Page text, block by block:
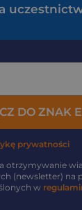
DO ZNAK
prywatności
otrzymywanie
(newsletter) na
w